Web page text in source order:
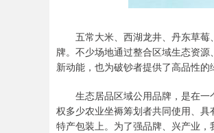
五常大米、西湖龙井、丹东草
牌。不少场地通过整合区域生态资
新动能，也为破钞者提供了高品性的
生态居品区域公用品牌，是在
权多少农业坐褥筹划者共同使用、
特产包装上。为了强品牌、兴产业